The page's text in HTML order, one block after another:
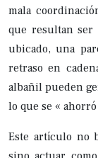
mala
que resultan
ubicado, una
retraso en
albañil pueden
lo que se «
Este artículo no